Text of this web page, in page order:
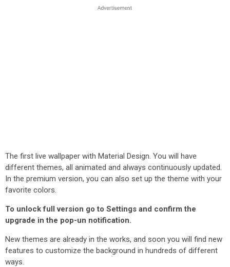
The first live wallpaper with Material Design. You will have
different themes, all animated and always continuously updated.
In the premium version, you can also set up the theme with your
favorite colors.
To unlock full version go to Settings and confirm the
upgrade in the pop-un notification.
New themes are already in the works, and soon you will find new
features to customize the background in hundreds of different
ways.